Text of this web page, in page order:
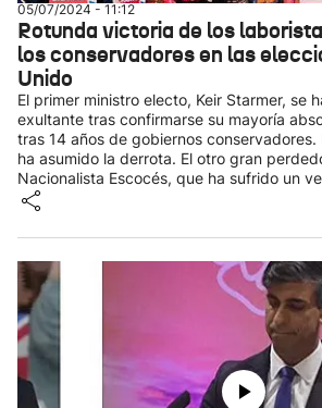
05/07/2024 - 11:12
Rotunda victoria de los
los conservadores en las
Unido
El primer ministro electo, Keir Starmer, se
exultante tras confirmarse su mayoría
tras 14 años de gobiernos conservadores.
ha asumido la derrota. El otro gran
Nacionalista Escocés, que ha sufrido un